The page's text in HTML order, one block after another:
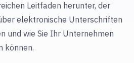
Leitfaden herunter, der
elektronische Unterschriften
und wie Sie Ihr Unternehmen
können.